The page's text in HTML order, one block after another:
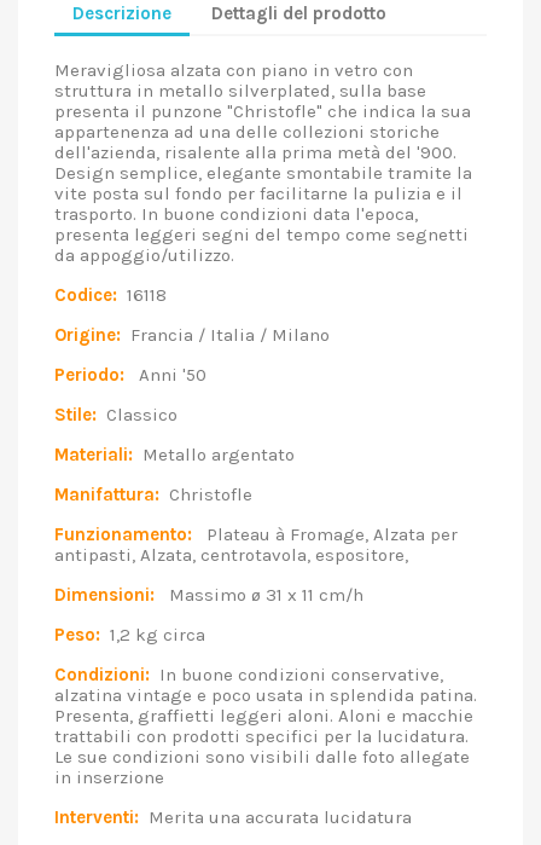
Descrizione Dettagli del prodotto
Meravigliosa alzata con piano in vetro con
struttura in metallo silverplated, sulla base
presenta il punzone "Christofle" che indica la sua
appartenenza ad una delle collezioni storiche
dell'azienda, risalente alla prima metà del '900.
Design semplice, elegante smontabile tramite la
vite posta sul fondo per facilitarne la pulizia e il
trasporto. In buone condizioni data l'epoca,
presenta leggeri segni del tempo come segnetti
da appoggio/utilizzo.
Codice: 16118
Origine: Francia / Italia / Milano
Periodo: Anni '50
Stile: Classico
Materiali: Metallo argentato
Manifattura: Christofle
Funzionamento: Plateau à Fromage, Alzata per
antipasti, Alzata, centrotavola, espositore,
Dimensioni: Massimo ø 31 x 11 cm/h
Peso: 1,2 kg circa
Condizioni: In buone condizioni conservative,
alzatina vintage e poco usata in splendida patina.
Presenta, graffietti leggeri aloni. Aloni e macchie
trattabili con prodotti specifici per la lucidatura.
Le sue condizioni sono visibili dalle foto allegate
in inserzione
Interventi: Merita una accurata lucidatura